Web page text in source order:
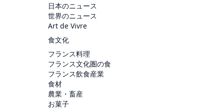
日本のニュース
世界のニュース
Art de Vivre
食文化
フランス料理
フランス文化圏の食
フランス飲食産業
食材
農業・畜産
お菓子